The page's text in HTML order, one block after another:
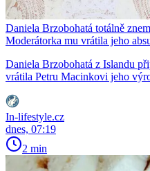
Daniela Brzobohatá totálně
Moderátorka mu vrátila jeho
Daniela Brzobohatá z Islandu
vrátila Petru Macinkovi jeho
In-lifestyle.cz
dnes, 07:19
2 min